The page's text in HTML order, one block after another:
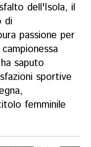
dell'Isola, il
di
passione per
saputo
sportive
femminile